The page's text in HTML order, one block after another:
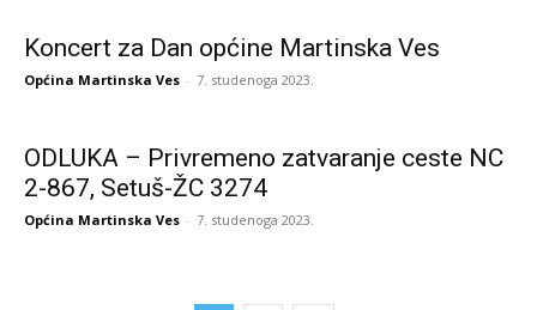
Koncert za Dan općine Martinska Ves
Općina Martinska Ves - 7. studenoga 2023.
ODLUKA – Privremeno zatvaranje ceste NC
2-867, Setuš-ŽC 3274
Općina Martinska Ves - 7. studenoga 2023.